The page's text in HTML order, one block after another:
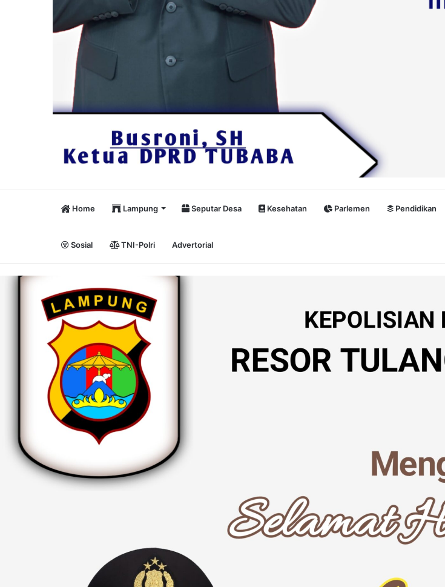
Home Lampung Seputar Desa Kesehatan Parlemen Pendidikan
Sosial TNI-Polri Advertorial